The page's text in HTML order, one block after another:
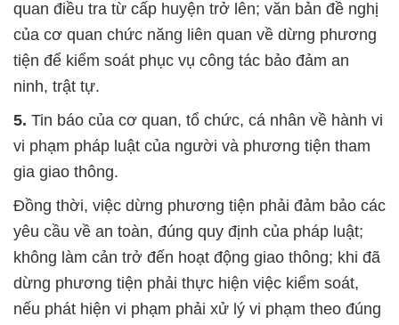
quan điều tra từ cấp huyện trở lên; văn bản đề nghị
của cơ quan chức năng liên quan về dừng phương
tiện để kiểm soát phục vụ công tác bảo đảm an
ninh, trật tự.
5. Tin báo của cơ quan, tổ chức, cá nhân về hành vi
vi phạm pháp luật của người và phương tiện tham
gia giao thông.
Đồng thời, việc dừng phương tiện phải đảm bảo các
yêu cầu về an toàn, đúng quy định của pháp luật;
không làm cản trở đến hoạt động giao thông; khi đã
dừng phương tiện phải thực hiện việc kiểm soát,
nếu phát hiện vi phạm phải xử lý vi phạm theo đúng